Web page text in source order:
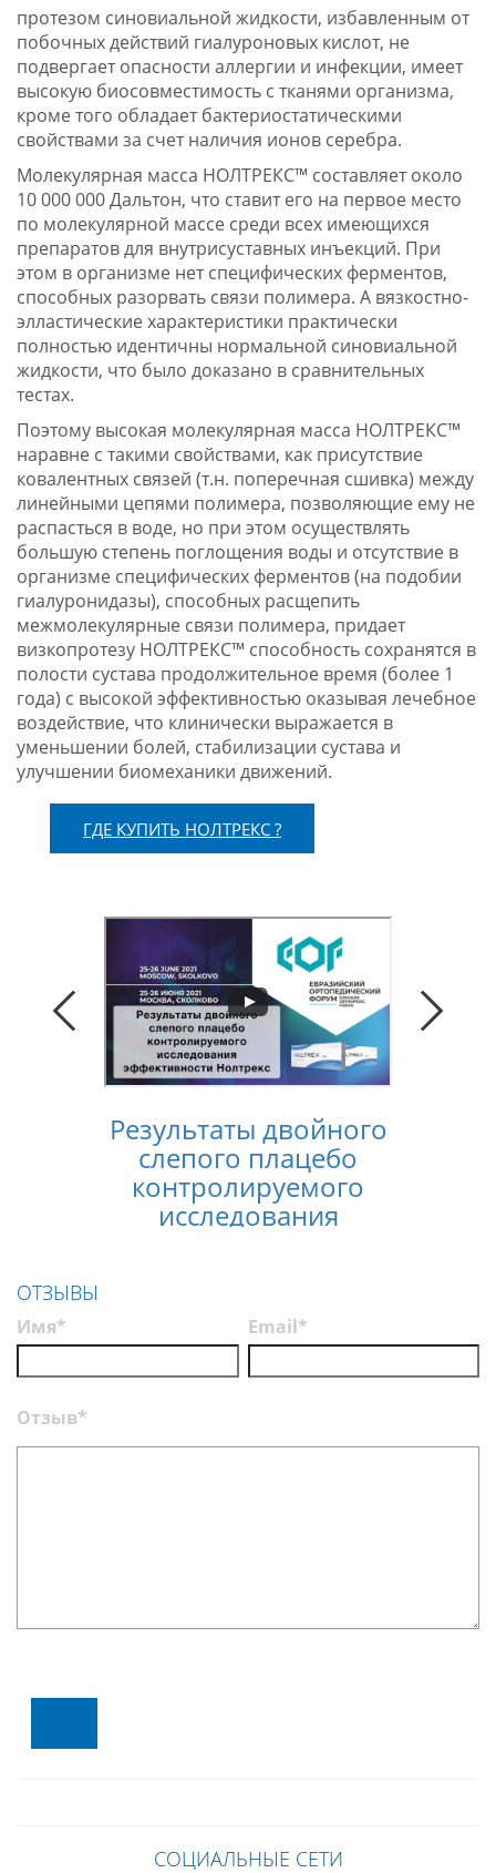
протезом синовиальной жидкости, избавленным от
побочных действий гиалуроновых кислот, не
подвергает опасности аллергии и инфекции, имеет
высокую биосовместимость с тканями организма,
кроме того обладает бактериостатическими
свойствами за счет наличия ионов серебра.
Молекулярная масса НОЛТРЕКС™ составляет около
10 000 000 Дальтон, что ставит его на первое место
по молекулярной массе среди всех имеющихся
препаратов для внутрисуставных инъекций. При
этом в организме нет специфических ферментов,
способных разорвать связи полимера. А вязкостно-
элластические характеристики практически
полностью идентичны нормальной синовиальной
жидкости, что было доказано в сравнительных
тестах.
Поэтому высокая молекулярная масса НОЛТРЕКС™
наравне с такими свойствами, как присутствие
ковалентных связей (т.н. поперечная сшивка) между
линейными цепями полимера, позволяющие ему не
распасться в воде, но при этом осуществлять
большую степень поглощения воды и отсутствие в
организме специфических ферментов (на подобии
гиалуронидазы), способных расщепить
межмолекулярные связи полимера, придает
визкопротезу НОЛТРЕКС™ способность сохранятся в
полости сустава продолжительное время (более 1
года) с высокой эффективностью оказывая лечебное
воздействие, что клинически выражается в
уменьшении болей, стабилизации сустава и
улучшении биомеханики движений.
ГДЕ КУПИТЬ НОЛТРЕКС ?
Результаты двойного
слепого плацебо
контролируемого
исследования
ОТЗЫВЫ
Имя* Email*
Отзыв*
СОЦИАЛЬНЫЕ СЕТИ